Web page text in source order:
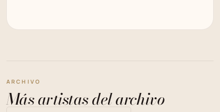
ARCHIVO
Más artistas del archivo